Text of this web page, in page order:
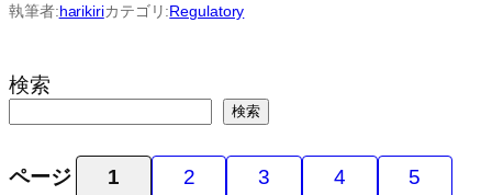
執筆者:harikiriカテゴリ:Regulatory
検索
検索
ページ 1 2 3 4 5